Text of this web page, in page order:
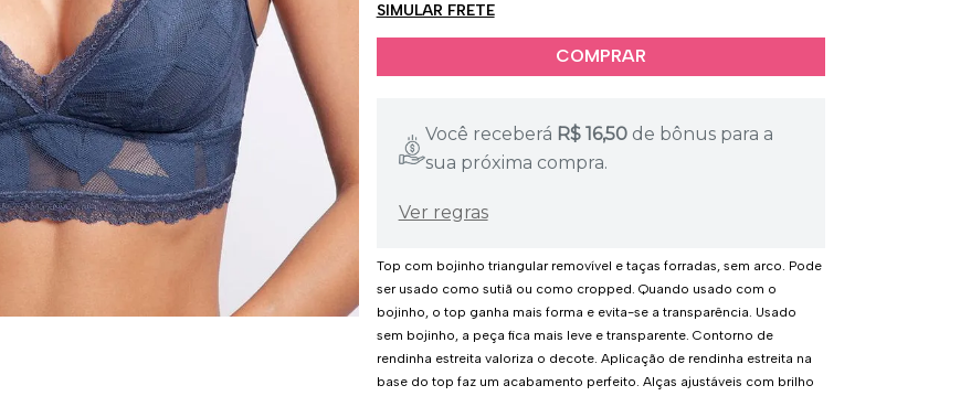
SIMULAR FRETE
Você receberá R$ 16,50 de bônus para a
sua próxima compra.
Ver regras
Top com bojinho triangular removível e taças forradas, sem arco. Pode
ser usado como sutiã ou como cropped. Quando usado com o
bojinho, o top ganha mais forma e evita-se a transparência. Usado
sem bojinho, a peça fica mais leve e transparente. Contorno de
rendinha estreita valoriza o decote. Aplicação de rendinha estreita na
base do top faz um acabamento perfeito. Alças ajustáveis com brilho